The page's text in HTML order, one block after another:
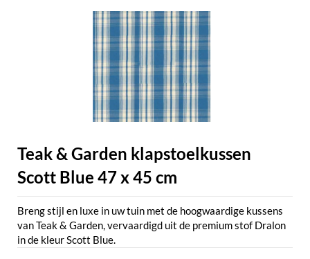
Teak & Garden klapstoelkussen
Scott Blue 47 x 45 cm
Breng stijl en luxe in uw tuin met de hoogwaardige kussens
van Teak & Garden, vervaardigd uit de premium stof Dralon
in de kleur Scott Blue.